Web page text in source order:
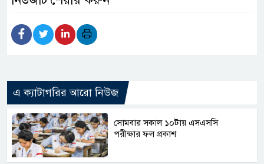
এ ক্যাটাগরির আরো নিউজ
সোমবার সকাল ১০টায় এসএসসি
পরীক্ষার ফল প্রকাশ